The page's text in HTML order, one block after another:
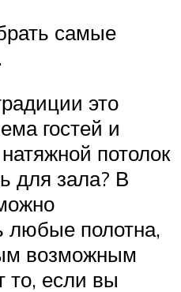
самые
это
гостей и
потолок
для зала? В
любые полотна,
возможным
то, если вы